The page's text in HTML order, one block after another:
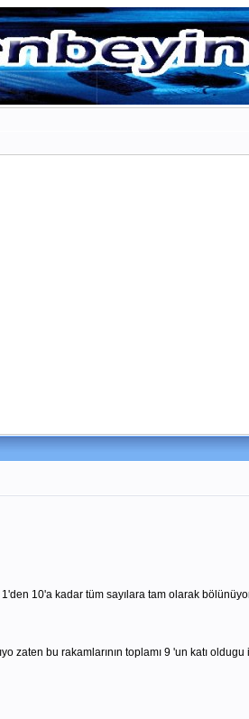
10'a kadar tüm sayılara tam olarak
zaten bu rakamlarının toplamı 9 'un katı